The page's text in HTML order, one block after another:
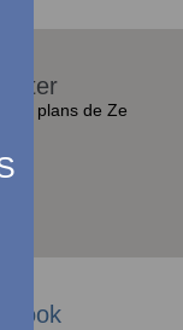
plans de Ze
: